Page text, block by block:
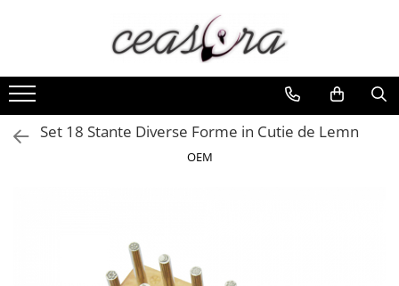
Toate Produsele
Baterii
AA, AAA, 9V
Accesorii baterii
Set 18 Stante Diverse Forme in Cutie de Lemn
OEM